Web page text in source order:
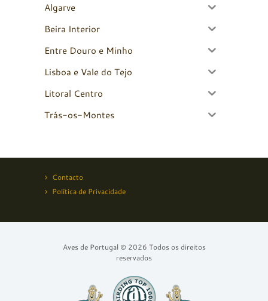
Algarve
Beira Interior
Entre Douro e Minho
Lisboa e Vale do Tejo
Litoral Centro
Trás-os-Montes
Contacto
Política de Privacidade
Aves de Portugal © 2026 Todos os direitos
reservados